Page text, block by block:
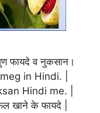
फायदे व नुकसान।
in Hindi. |
Hindi me. |
खाने के फायदे |